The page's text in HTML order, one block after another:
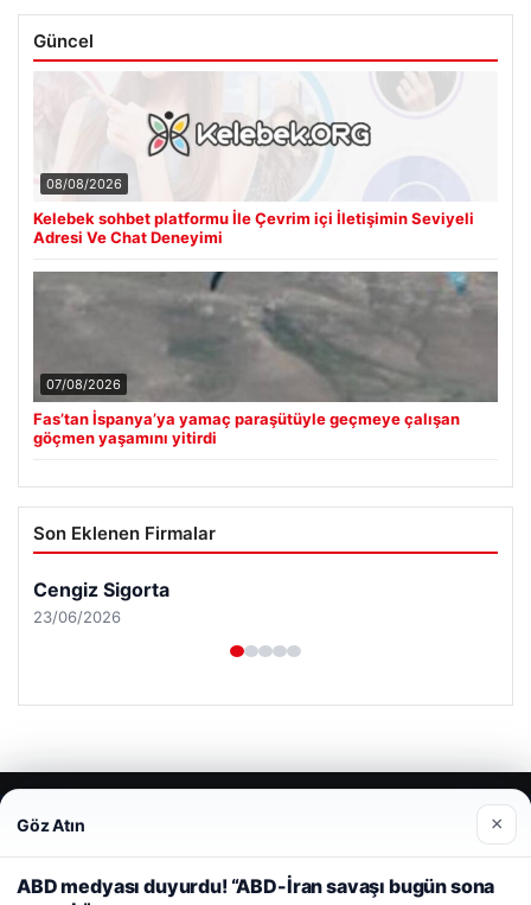
Güncel
08/08/2026
Kelebek sohbet platformu İle Çevrim içi İletişimin Seviyeli
Adresi Ve Chat Deneyimi
07/08/2026
Fas’tan İspanya’ya yamaç paraşütüyle geçmeye çalışan
göçmen yaşamını yitirdi
Son Eklenen Firmalar
Cengiz Sigorta
23/06/2026
Web sitemizi nasıl kullandığınızı daha iyi anlayabilmek,
deneyiminizi kişiselleştirmek ve geliştirmek amacıyla çerezler
kullanıyoruz.
Çerez Politikamız
Göz Atın ×
ABD medyası duyurdu! “ABD-İran savaşı bugün sona
Yeminli Tercüman|Malta Dil Okulu|lemagrup.com.tr
İzle